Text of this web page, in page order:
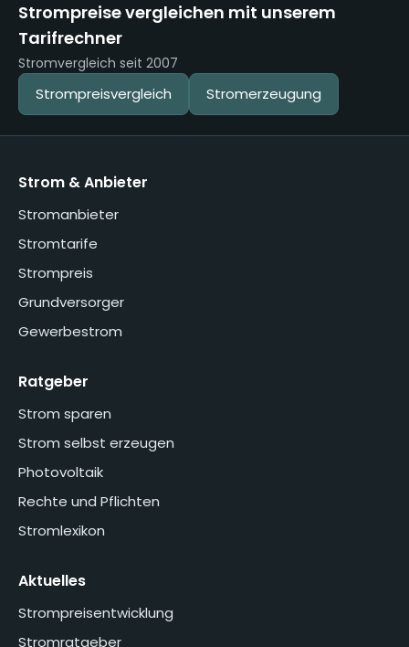
Strompreise vergleichen mit unserem
Tarifrechner
Stromvergleich seit 2007
Strompreisvergleich Stromerzeugung
Strom & Anbieter
Stromanbieter
Stromtarife
Strompreis
Grundversorger
Gewerbestrom
Ratgeber
Strom sparen
Strom selbst erzeugen
Photovoltaik
Rechte und Pflichten
Stromlexikon
Aktuelles
Strompreisentwicklung
Stromratgeber